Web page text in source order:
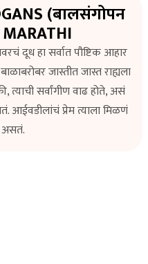
(बालसंगोपन
दूध हा सर्वात पौष्टिक आहार
जास्तीत जास्त राह्यला
सर्वांगीण वाढ होते, असं
आईवडीलांचं प्रेम त्याला मिळणं